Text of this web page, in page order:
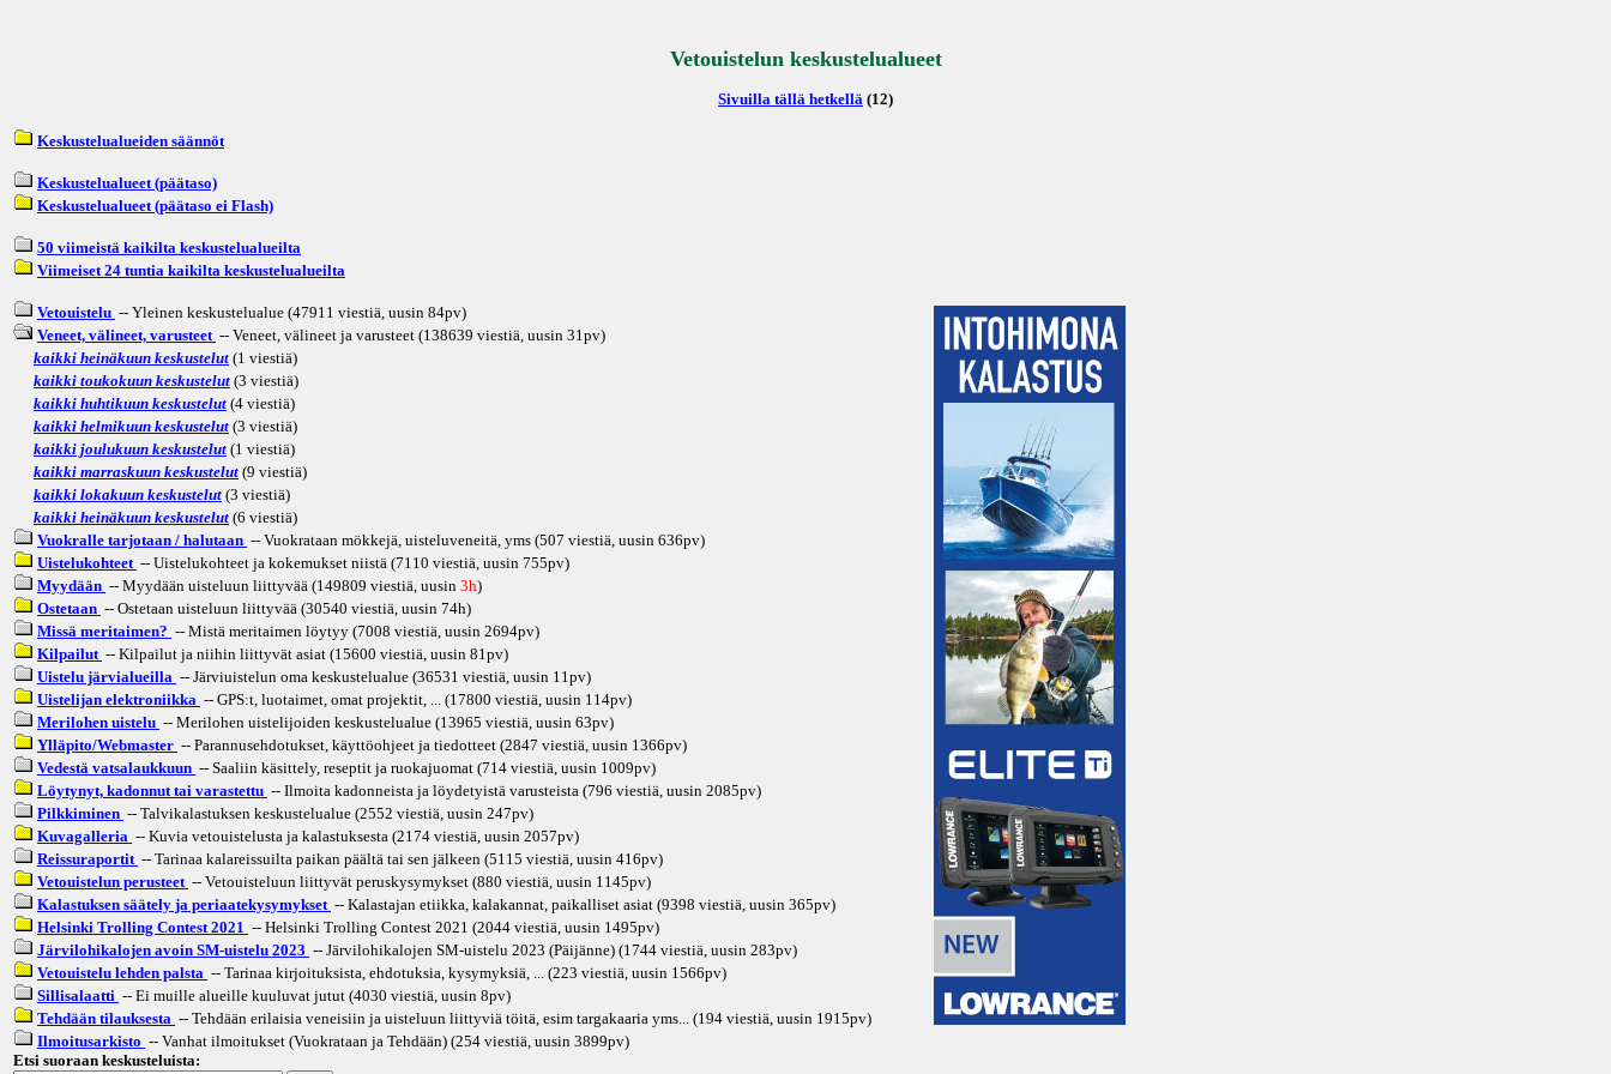
Vetouistelun keskustelualueet
Sivuilla tällä hetkellä (12)
Keskustelualueiden säännöt
Keskustelualueet (päätaso)
Keskustelualueet (päätaso ei Flash)
50 viimeistä kaikilta keskustelualueilta
Viimeiset 24 tuntia kaikilta keskustelualueilta
Vetouistelu -- Yleinen keskustelualue (47911 viestiä, uusin 84pv)
Veneet, välineet, varusteet -- Veneet, välineet ja varusteet (138639 viestiä, uusin 31pv)
kaikki heinäkuun keskustelut (1 viestiä)
kaikki toukokuun keskustelut (3 viestiä)
kaikki huhtikuun keskustelut (4 viestiä)
kaikki helmikuun keskustelut (3 viestiä)
kaikki joulukuun keskustelut (1 viestiä)
kaikki marraskuun keskustelut (9 viestiä)
kaikki lokakuun keskustelut (3 viestiä)
kaikki heinäkuun keskustelut (6 viestiä)
Vuokralle tarjotaan / halutaan -- Vuokrataan mökkejä, uisteluveneitä, yms (507 viestiä, uusin 636pv)
Uistelukohteet -- Uistelukohteet ja kokemukset niistä (7110 viestiä, uusin 755pv)
Myydään -- Myydään uisteluun liittyvää (149809 viestiä, uusin 3h)
Ostetaan -- Ostetaan uisteluun liittyvää (30540 viestiä, uusin 74h)
Missä meritaimen? -- Mistä meritaimen löytyy (7008 viestiä, uusin 2694pv)
Kilpailut -- Kilpailut ja niihin liittyvät asiat (15600 viestiä, uusin 81pv)
Uistelu järvialueilla -- Järviuistelun oma keskustelualue (36531 viestiä, uusin 11pv)
Uistelijan elektroniikka -- GPS:t, luotaimet, omat projektit, ... (17800 viestiä, uusin 114pv)
Merilohen uistelu -- Merilohen uistelijoiden keskustelualue (13965 viestiä, uusin 63pv)
Ylläpito/Webmaster -- Parannusehdotukset, käyttöohjeet ja tiedotteet (2847 viestiä, uusin 1366pv)
Vedestä vatsalaukkuun -- Saaliin käsittely, reseptit ja ruokajuomat (714 viestiä, uusin 1009pv)
Löytynyt, kadonnut tai varastettu -- Ilmoita kadonneista ja löydetyistä varusteista (796 viestiä, uusin 2085pv)
Pilkkiminen -- Talvikalastuksen keskustelualue (2552 viestiä, uusin 247pv)
Kuvagalleria -- Kuvia vetouistelusta ja kalastuksesta (2174 viestiä, uusin 2057pv)
Reissuraportit -- Tarinaa kalareissuilta paikan päältä tai sen jälkeen (5115 viestiä, uusin 416pv)
Vetouistelun perusteet -- Vetouisteluun liittyvät peruskysymykset (880 viestiä, uusin 1145pv)
Kalastuksen säätely ja periaatekysymykset -- Kalastajan etiikka, kalakannat, paikalliset asiat (9398 viestiä, uusin 365pv)
Helsinki Trolling Contest 2021 -- Helsinki Trolling Contest 2021 (2044 viestiä, uusin 1495pv)
Järvilohikalojen avoin SM-uistelu 2023 -- Järvilohikalojen SM-uistelu 2023 (Päijänne) (1744 viestiä, uusin 283pv)
Vetouistelu lehden palsta -- Tarinaa kirjoituksista, ehdotuksia, kysymyksiä, ... (223 viestiä, uusin 1566pv)
Sillisalaatti -- Ei muille alueille kuuluvat jutut (4030 viestiä, uusin 8pv)
Tehdään tilauksesta -- Tehdään erilaisia veneisiin ja uisteluun liittyviä töitä, esim targakaaria yms... (194 viestiä, uusin 1915pv)
Ilmoitusarkisto -- Vanhat ilmoitukset (Vuokrataan ja Tehdään) (254 viestiä, uusin 3899pv)
Etsi suoraan keskusteluista: